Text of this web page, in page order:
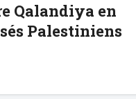
Qalandiya en
Palestiniens